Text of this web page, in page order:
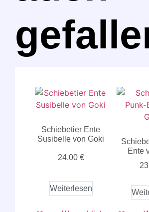
Schiebetier Ente
Susibelle von Goki
24,00 €
Weiterlesen
Ente